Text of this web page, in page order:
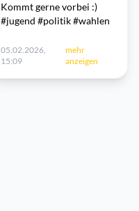
Kommt gerne vorbei :)
#jugend #politik #wahlen
05.02.2026,
15:09
mehr
anzeigen